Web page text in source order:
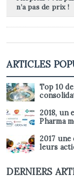
n’a pas de prix !
ARTICLES
Top 10
2018, un
Pharma
2017
leurs
DERNIERS